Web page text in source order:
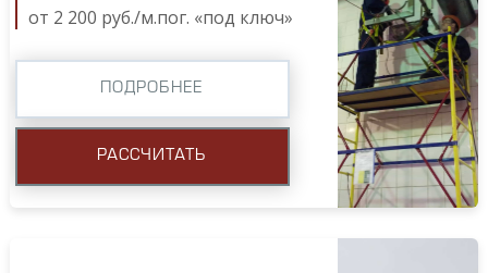
от 2 200 руб./м.пог. «под ключ»
ПОДРОБНЕЕ
РАССЧИТАТЬ